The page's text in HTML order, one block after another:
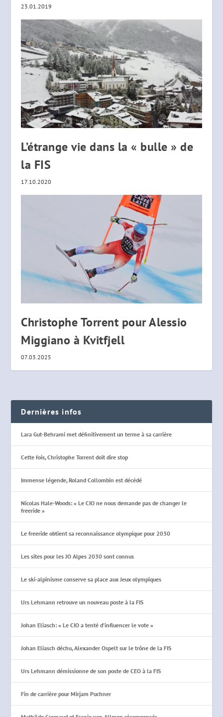
23.01.2019
L’étrange vie dans la « bulle » de
la FIS
17.10.2020
Christophe Torrent pour Alessio
Miggiano à Kvitfjell
07.03.2025
Dernières infos
Lara Gut-Behrami met définitivement un terme à sa carrière
Cette fois, Christophe Torrent doit dire stop
Immense légende, Roland Collombin est décédé
Nicolas Hale-Woods: « Le CIO ne nous demande pas de changer le
freeride »
Le freeride obtient sa reconnaissance olympique pour 2030
Les sites pour les JO Alpes 2030 sont connus
Le ski-alpinisme conserve sa place aux Jeux olympiques
Urs Lehmann retrouve un nouveau poste à la FIS
Johan Eliasch: « Le CIO a tenté d’influencer le vote »
Johan Eliasch déchu, Alexander Ospelt sur le trône de la FIS
Urs Lehmann démissionne de son poste de CEO à la FIS
Fin de carrière pour Mirjam Puchner